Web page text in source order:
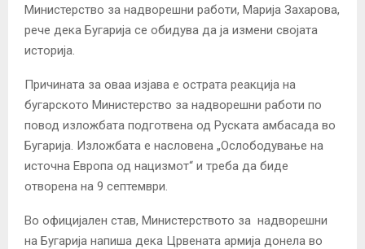
Министерство за надворешни работи, Марија Захарова,
рече дека Бугарија се обидува да ја измени својата
историја.
Причината за оваа изјава е острата реакција на
бугарското Министерство за надворешни работи по
повод изложбата подготвена од Руската амбасада во
Бугарија. Изложбата е насловена „Ослободување на
источна Европа од нацизмот“ и треба да биде
отворена на 9 септември.
Во официјален став, Министерството за надворешни
на Бугарија напиша дека Црвената армија донела во